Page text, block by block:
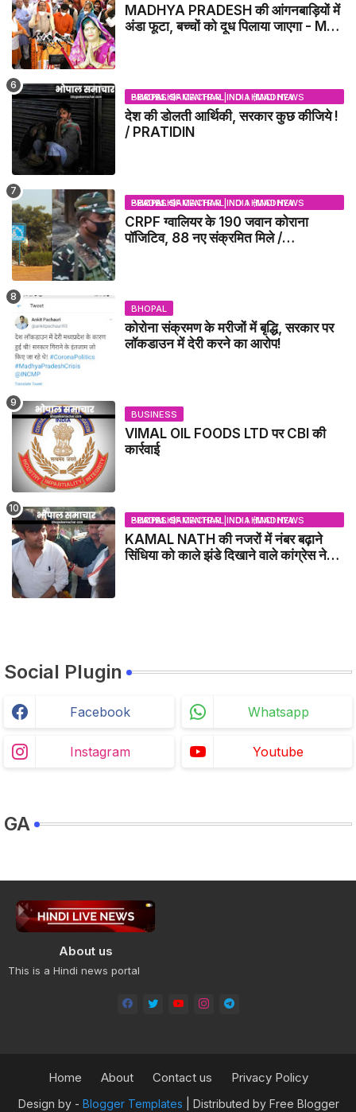
MADHYA PRADESH की आंगनबाड़ियों में
अंडा फूटा, बच्चों को दूध पिलाया जाएगा - MP
BHOPAL SAMACHAR | NO 1 HINDI NEWS PORTAL OF CENTRAL INDIA (MADHYA PRADESH)
देश की डोलती आर्थिकी, सरकार कुछ कीजिये !
/ PRATIDIN
BHOPAL SAMACHAR | NO 1 HINDI NEWS PORTAL OF CENTRAL INDIA (MADHYA PRADESH)
CRPF ग्वालियर के 190 जवान कोराना
पॉजिटिव, 88 नए संक्रमित मिले /
BHOPAL
कोरोना संक्रमण के मरीजों में बृद्धि, सरकार पर
लॉकडाउन में देरी करने का आरोप!
BUSINESS
VIMAL OIL FOODS LTD पर CBI की
कार्रवाई
BHOPAL SAMACHAR | NO 1 HINDI NEWS PORTAL OF CENTRAL INDIA (MADHYA PRADESH)
KAMAL NATH की नजरों में नंबर बढ़ाने
सिंधिया को काले झंडे दिखाने वाले कांग्रेस नेता
Social Plugin
Facebook Whatsapp
Instagram Youtube
GA
About us
This is a Hindi news portal
Design by - Blogger Templates | Distributed by Free Blogger
Home About Contact us Privacy Policy